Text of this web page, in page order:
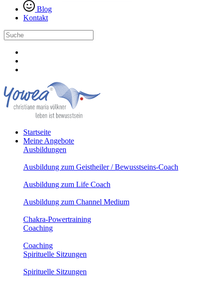
Blog
Kontakt
Startseite
Meine Angebote
Ausbildungen
Ausbildung zum Geistheiler / Bewusstseins-Coach
Ausbildung zum Life Coach
Ausbildung zum Channel Medium
Chakra-Powertraining
Coaching
Coaching
Spirituelle Sitzungen
Spirituelle Sitzungen